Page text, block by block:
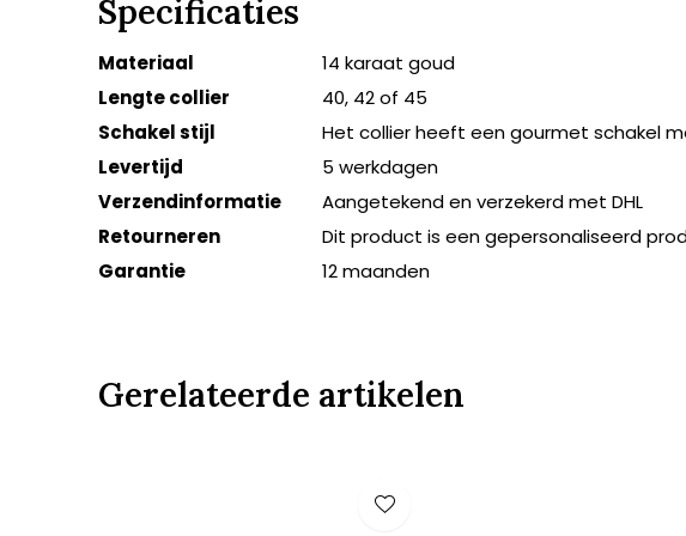
Specificaties
Materiaal
14 karaat goud
Lengte collier
40, 42 of 45
Schakel stijl
Het collier heeft een gourmet schakel
Levertijd
5 werkdagen
Verzendinformatie
Aangetekend en verzekerd met DHL
Retourneren
Dit product is een gepersonaliseerd
Garantie
12 maanden
Gerelateerde artikelen